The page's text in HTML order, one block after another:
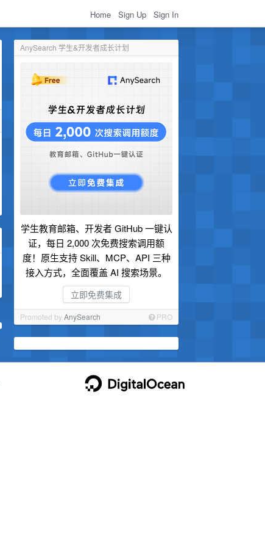
Home Sign Up Sign In
AnySearch 学生&开发者成长计划
学生教育邮箱、开发者 GitHub 一键认
证，每日 2,000 次免费搜索调用额
度！原生支持 Skill、MCP、API 三种
接入方式，全面覆盖 AI 搜索场景。
立即免费集成
Promoted byAnySearch PRO